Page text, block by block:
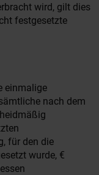
wird, gilt dies
festgesetzte
einmalige
nach dem
für den die
wurde, €